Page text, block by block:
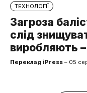
ТЕХНОЛОГІЇ
Загроза
слід
виробляють
Переклад iPress – 05